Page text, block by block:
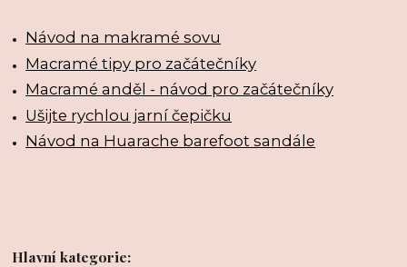
Návod na makramé sovu
Macramé tipy pro začátečníky
Macramé anděl - návod pro začátečníky
Ušijte rychlou jarní čepičku
Návod na Huarache barefoot sandále
Hlavní kategorie: